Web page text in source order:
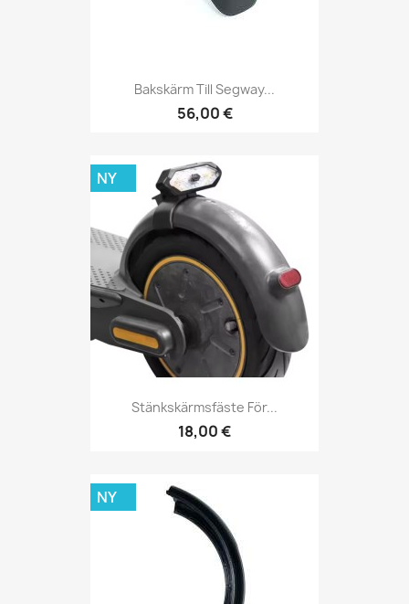
Bakskärm Till Segway...
56,00 €
Stänkskärmsfäste För...
18,00 €
NY
NY